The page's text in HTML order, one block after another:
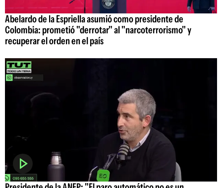
Abelardo de la Espriella asumió como presidente de
Colombia: prometió "derrotar" al "narcoterrorismo" y
recuperar el orden en el país